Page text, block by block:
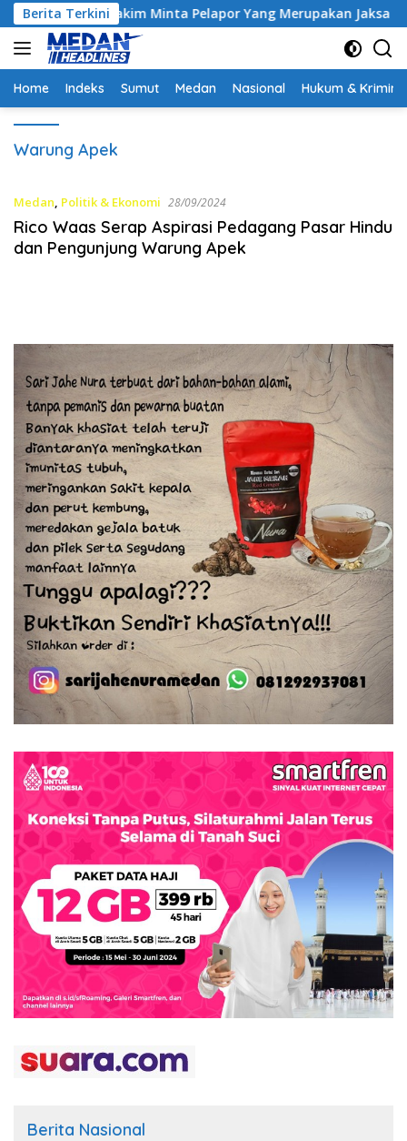
Langsung
ke
konten
Berita Terkini
Hakim Minta Pelapor Yang Merupakan Jaksa Agar
Home Indeks Sumut Medan Nasional Hukum &
Warung Apek
Medan, Politik & Ekonomi 28/09/2024
Rico Waas Serap Aspirasi Pedagang Pasar Hindu
dan Pengunjung Warung Apek
Berita Nasional